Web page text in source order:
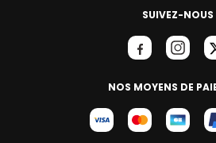
SUIVEZ-NOUS
NOS MOYENS DE